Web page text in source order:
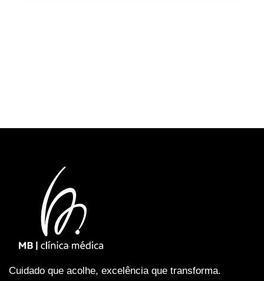
Cuidado que acolhe, excelência que transforma.